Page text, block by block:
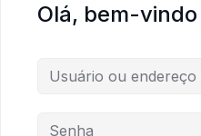
Olá, bem-